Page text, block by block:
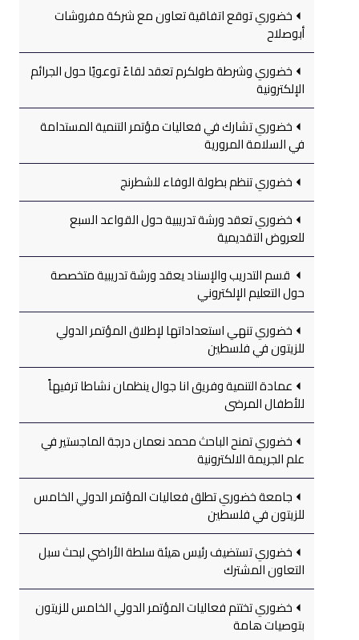
خضوري توقع اتفاقية تعاون مع شركة مفروشات
أبوصلاح
خضوري وشرطة طولكرم تعقد لقاءً توعويًا حول الجرائم
الإلكترونية
خضوري تشارك في فعاليات مؤتمر التنمية المستدامة
في السلامة المرورية
خضوري تنظم بطولة الوفاء للشطرنج
خضوري تعقد ورشة تدريبية حول القواعد السبع
للعروض التقديمية
قسم التدريب والإسناد يعقد ورشة تدريبية متخصصة
حول التعليم الإلكتروني
خضوري تنهي استعداداتها لإطلاق المؤتمر الدولي
للزيتون في فلسطين
عمادة التنمية وفريق انا جوال ينظمان نشاطا ترفيهاً
للأطفال المرضى
خضوري تمنح الباحث محمد نعمان درجة الماجستير في
علم الجريمة الالكترونية
جامعة خضوري تطلق فعاليات المؤتمر الدولي الخامس
للزيتون في فلسطين
خضوري تستضيف رئيس هيئة سلطة الأراضي لبحث سبل
التعاون المشترك
خضوري تختتم فعاليات المؤتمر الدولي الخامس للزيتون
بتوصيات هامة